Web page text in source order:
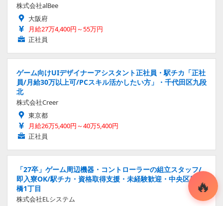
株式会社alBee
大阪府
月給27万4,400円～55万円
正社員
ゲーム向けUIデザイナーアシスタント正社員・駅チカ「正社
員/月給30万以上可/PCスキル活かしたい方」・千代田区九段
北
株式会社Creer
東京都
月給26万5,400円～40万5,400円
正社員
「27卒」ゲーム周辺機器・コントローラーの組立スタッフ/
即入寮OK/駅チカ・資格取得支援・未経験歓迎・中央区日本
橋1丁目
株式会社ELシステム